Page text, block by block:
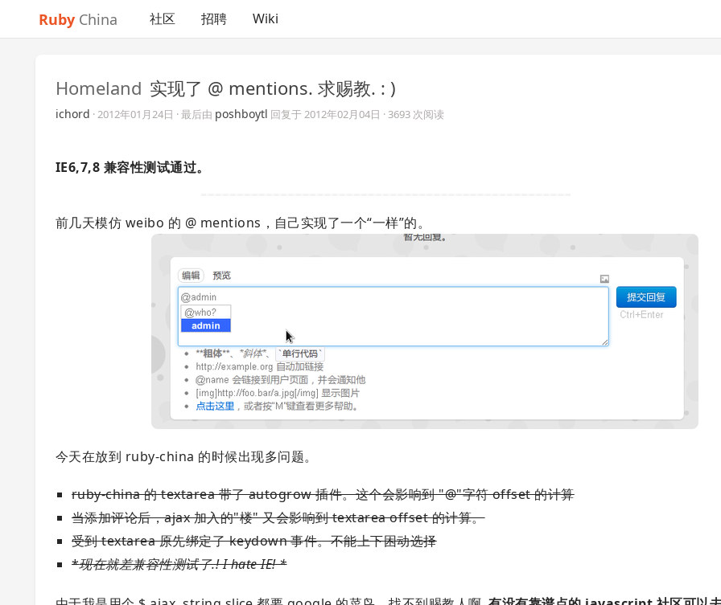
Ruby China 社区 招聘 Wiki
Homeland 实现了 @ mentions. 求赐教. : )
ichord ·2012年01月24日 · 最后由 poshboytl 回复于2012年02月04日 · 3693 次阅读
IE6,7,8 兼容性测试通过。
前几天模仿 weibo 的 @ mentions，自己实现了一个“一样”的。
今天在放到 ruby-china 的时候出现多问题。
ruby-china 的 textarea 带了 autogrow 插件。这个会影响到 "@"字符 offset 的计算
当添加评论后，ajax 加入的"楼" 又会影响到 textarea offset 的计算。
受到 textarea 原先绑定了 keydown 事件。不能上下困动选择
*现在就差兼容性测试了.! I hate IE! *